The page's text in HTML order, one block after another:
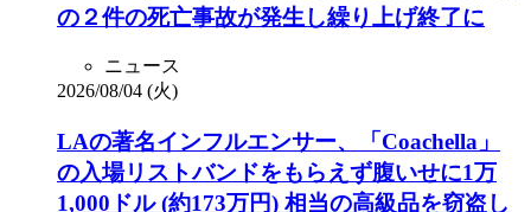
の２件の死亡事故が発生し繰り上げ終了に
ニュース
2026/08/04 (火)
LAの著名インフルエンサー、「Coachella」
の入場リストバンドをもらえず腹いせに1万
1,000ドル (約173万円) 相当の高級品を窃盗し